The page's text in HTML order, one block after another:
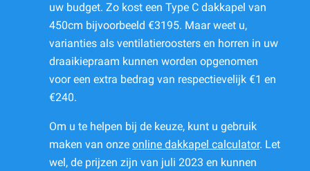
uw budget. Zo kost een Type C dakkapel van
450cm bijvoorbeeld €3195. Maar weet u,
varianties als ventilatieroosters en horren in uw
draaikiepraam kunnen worden opgenomen
voor een extra bedrag van respectievelijk €1 en
€240.
Om u te helpen bij de keuze, kunt u gebruik
maken van onze online dakkapel calculator. Let
wel, de prijzen zijn van juli 2023 en kunnen